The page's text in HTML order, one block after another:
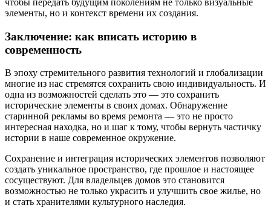
чтобы передать будущим поколениям не только визуальные
элементы, но и контекст времени их создания.
Заключение: как вписать историю в
современность
В эпоху стремительного развития технологий и глобализации
многие из нас стремятся сохранить свою индивидуальность. И
одна из возможностей сделать это — это сохранить
исторические элементы в своих домах. Обнаружение
старинной рекламы во время ремонта — это не просто
интересная находка, но и шаг к тому, чтобы вернуть частичку
истории в наше современное окружение.
Сохранение и интеграция исторических элементов позволяют
создать уникальное пространство, где прошлое и настоящее
сосуществуют. Для владельцев домов это становится
возможностью не только украсить и улучшить свое жилье, но
и стать хранителями культурного наследия.